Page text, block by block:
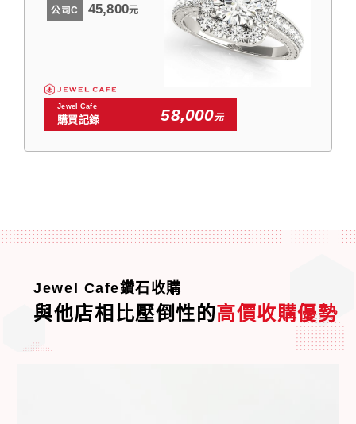
公司C 45,800元
Jewel Cafe
購買記錄 58,000元
Jewel Cafe鑽石收購
與他店相比壓倒性的高價收購優勢